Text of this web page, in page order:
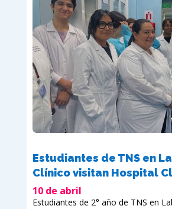
Estudiantes de TNS en
Clínico visitan Hospital
10 de abril
Estudiantes de 2° año de TNS en